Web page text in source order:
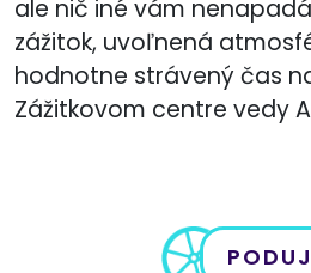
ale nič iné vám
zážitok, uvoľnená
hodnotne strávený čas
Zážitkovom centre vedy